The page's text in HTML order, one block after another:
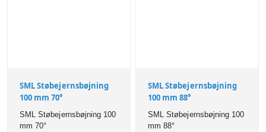
SML Støbejernsbøjning
100 mm 70°
SML Støbejernsbøjning 100
mm 70°
SML Støbejernsbøjning
100 mm 88°
SML Støbejernsbøjning 100
mm 88°